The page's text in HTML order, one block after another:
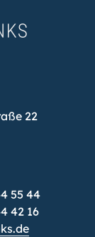
22
55 44
42 16